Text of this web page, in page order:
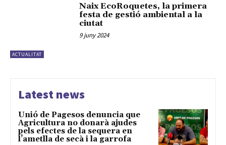
ACTUALITAT
Naix EcoRoquetes, la primera
festa de gestió ambiental a la
ciutat
9 juny 2024
Latest news
Unió de Pagesos denuncia que
Agricultura no donarà ajudes
pels efectes de la sequera en
l’ametlla de secà i la garrofa